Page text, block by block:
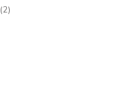
(2)